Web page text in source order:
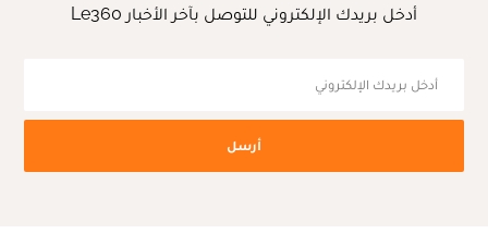
أدخل بريدك الإلكتروني للتوصل بآخر الأخبار Le360
أرسل